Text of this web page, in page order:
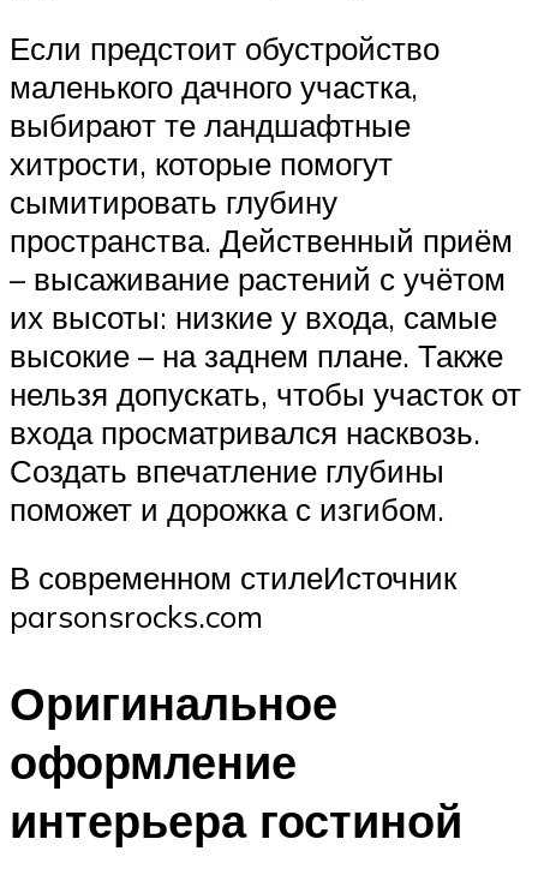
Если предстоит обустройство
маленького дачного участка,
выбирают те ландшафтные
хитрости, которые помогут
сымитировать глубину
пространства. Действенный приём
– высаживание растений с учётом
их высоты: низкие у входа, самые
высокие – на заднем плане. Также
нельзя допускать, чтобы участок от
входа просматривался насквозь.
Создать впечатление глубины
поможет и дорожка с изгибом.
В современном стилеИсточник
parsonsrocks.com
Оригинальное
оформление
интерьера гостиной